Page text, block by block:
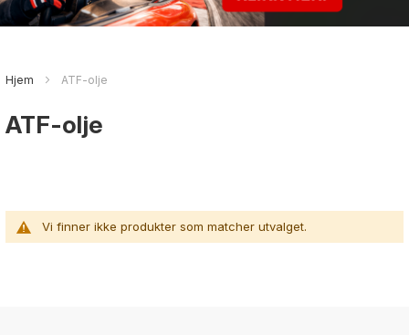
Hjem ATF-olje
ATF-olje
Vi finner ikke produkter som matcher utvalget.